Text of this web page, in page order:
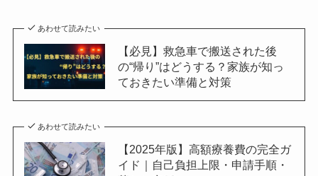
あわせて読みたい
【必見】救急車で搬送された後
の“帰り”はどうする？家族が知っ
ておきたい準備と対策
あわせて読みたい
【2025年版】高額療養費の完全ガ
イド｜自己負担上限・申請手順・